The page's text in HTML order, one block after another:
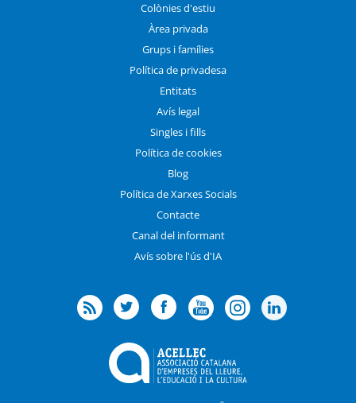
Colònies d'estiu
Àrea privada
Grups i famílies
Política de privadesa
Entitats
Avís legal
Singles i fills
Política de cookies
Blog
Política de Xarxes Socials
Contacte
Canal del informant
Avís sobre l'ús d'IA